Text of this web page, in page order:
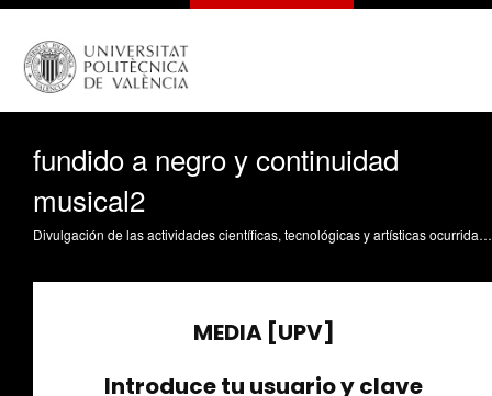
fundido a negro y continuidad
musical2
Divulgación de las actividades científicas, tecnológicas y artísticas ocurridas en los tres campus de la UPV